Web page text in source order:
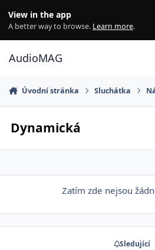
View in the app
A better way to browse. Learn more.
AudioMAG
Úvodní stránka Sluchátka
Dynamická
Zatím zde nejsou
Sledující